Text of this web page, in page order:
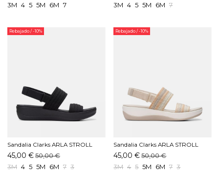
3M 4 5 5M 6M 7
3M 4 5 5M 6M 7
Rebajado/ -10%
Sandalia Clarks ARLA STROLL
Negro
45,00 €50,00 €
3M 4 5 5M 6M 7 3
Rebajado/ -10%
Sandalia Clarks ARLA STROLL
Beige
45,00 € 50,00 €
3M 4 5 5M 6M 7 3